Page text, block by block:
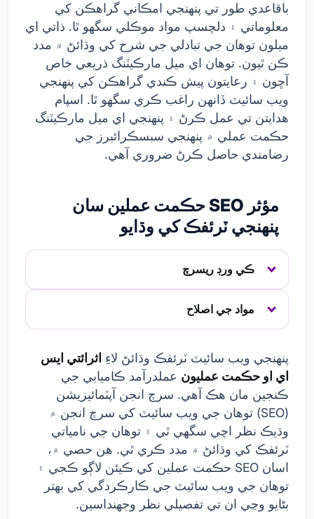
باقاعدي طور تي پنهنجي امڪاني گراهڪن کي
معلوماتي ۽ دلچسپ مواد موڪلي سگهو ٿا. ذاتي اي
ميلون توهان جي تبادلي جي شرح کي وڌائڻ ۾ مدد
ڪن ٿيون. توهان اي ميل مارڪيٽنگ ذريعي خاص
آڇون ۽ رعايتون پيش ڪندي گراهڪن کي پنهنجي
ويب سائيٽ ڏانهن راغب ڪري سگهو ٿا. اسپام
هدايتن تي عمل ڪرڻ ۽ پنهنجي اي ميل مارڪيٽنگ
حڪمت عملي ۾ پنهنجي سبسڪرائبرز جي
رضامندي حاصل ڪرڻ ضروري آهي.
مؤثر SEO حڪمت عملين سان
پنهنجي ٽرئفڪ کي وڌايو
ڪي ورڊ ريسرچ
مواد جي اصلاح
پنهنجي ويب سائيٽ ٽرئفڪ وڌائڻ لاءِ اثرائتي ايس
اي او حڪمت عمليون عملدرآمد ڪاميابي جي
ڪنجين مان هڪ آهي. سرچ انجن آپٽمائيزيشن
(SEO) توهان جي ويب سائيٽ کي سرچ انجن ۾
وڌيڪ نظر اچي سگهي ٿي ۽ توهان جي نامياتي
ٽرئفڪ کي وڌائڻ ۾ مدد ڪري ٿي. هن حصي ۾،
اسان SEO حڪمت عملين کي ڪيئن لاڳو ڪجي ۽
توهان جي ويب سائيٽ جي ڪارڪردگي کي بهتر
بڻايو وڃي ان تي تفصيلي نظر وجهنداسين.